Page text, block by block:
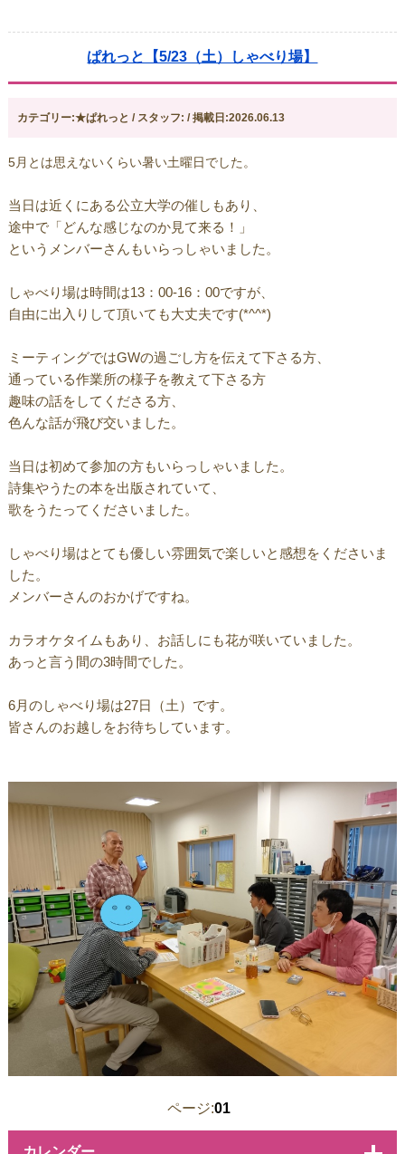
ぱれっと【5/23（土）しゃべり場】
カテゴリー:★ぱれっと / スタッフ: / 掲載日:2026.06.13
5月とは思えないくらい暑い土曜日でした。
当日は近くにある公立大学の催しもあり、
途中で「どんな感じなのか見て来る！」
というメンバーさんもいらっしゃいました。
しゃべり場は時間は13：00-16：00ですが、
自由に出入りして頂いても大丈夫です(*^^*)
ミーティングではGWの過ごし方を伝えて下さる方、
通っている作業所の様子を教えて下さる方
趣味の話をしてくださる方、
色んな話が飛び交いました。
当日は初めて参加の方もいらっしゃいました。
詩集やうたの本を出版されていて、
歌をうたってくださいました。
しゃべり場はとても優しい雰囲気で楽しいと感想をくださいま
した。
メンバーさんのおかげですね。
カラオケタイムもあり、お話しにも花が咲いていました。
あっと言う間の3時間でした。
6月のしゃべり場は27日（土）です。
皆さんのお越しをお待ちしています。
ページ:01